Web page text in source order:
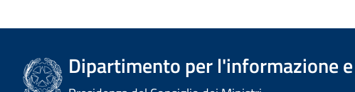
Dipartimento per l'informazione